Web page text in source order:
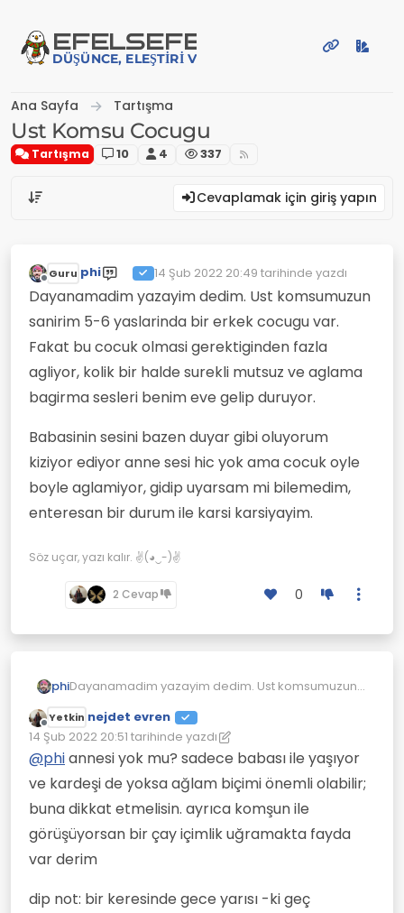
EFELSEFE
DÜŞÜNCE, ELEŞTIRI VE PAYLAŞIM PLATFORMU
Ana Sayfa Tartışma
Ust Komsu Cocugu
Tartışma 10 4 337
Cevaplamak için giriş yapın
Çevrimdışı
Guru phi 14 Şub 2022 20:49 tarihinde yazdı
Son düzenleyen:
Dayanamadim yazayim dedim. Ust komsumuzun
sanirim 5-6 yaslarinda bir erkek cocugu var.
Fakat bu cocuk olmasi gerektiginden fazla
agliyor, kolik bir halde surekli mutsuz ve aglama
bagirma sesleri benim eve gelip duruyor.
Babasinin sesini bazen duyar gibi oluyorum
kiziyor ediyor anne sesi hic yok ama cocuk oyle
boyle aglamiyor, gidip uyarsam mi bilemedim,
enteresan bir durum ile karsi karsiyayim.
Söz uçar, yazı kalır. ✌(◕‿-)✌
2 Cevap 0
phiDayanamadim yazayim dedim. Ust komsumuzun
bu cocuk olmasi gerektiginden fazla agliyor, kolik
bir halde surekli mutsuz ve aglama bagirma
sesleri benim eve gelip duruyor.
Babasinin sesini bazen duyar gibi oluyorum kiziyor
ediyor anne sesi hic yok ama cocuk oyle boyle
aglamiyor, gidip uyarsam mi bilemedim,
enteresan bir durum ile karsi karsiyayim.
Çevrimdışı
Yetkin nejdet evren
14 Şub 2022 20:51 tarihinde yazdı
Son düzenleyen: nejdet evren
@phiannesi yok mu? sadece babası ile yaşıyor
ve kardeşi de yoksa ağlam biçimi önemli olabilir;
buna dikkat etmelisin. ayrıca komşun ile
görüşüyorsan bir çay içimlik uğramakta fayda
var derim
dip not: bir keresinde gece yarısı -ki geç